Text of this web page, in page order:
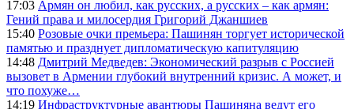
17:03 Армян он любил, как русских, а русских – как армян:
Гений права и милосердия Григорий Джаншиев
15:40 Розовые очки премьера: Пашинян торгует исторической
памятью и празднует дипломатическую капитуляцию
14:48 Дмитрий Медведев: Экономический разрыв с Россией
вызовет в Армении глубокий внутренний кризис. А может, и
что похуже…
14:19 Инфраструктурные авантюры Пашиняна ведут его